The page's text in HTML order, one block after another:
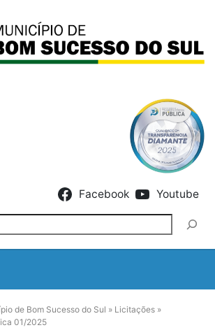
Facebook Youtube
de Bom Sucesso do Sul » Licitações »
01/2025